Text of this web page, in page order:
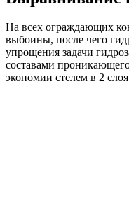
На всех ограждающих
выбоины, после чего
упрощения задачи
составами
экономии стелем в 2